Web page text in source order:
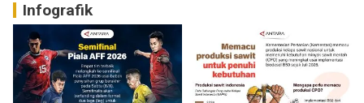
Infografik